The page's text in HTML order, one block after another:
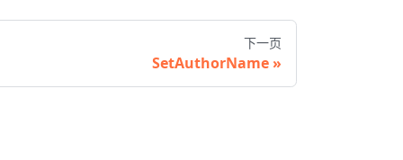
下一页
SetAuthorName